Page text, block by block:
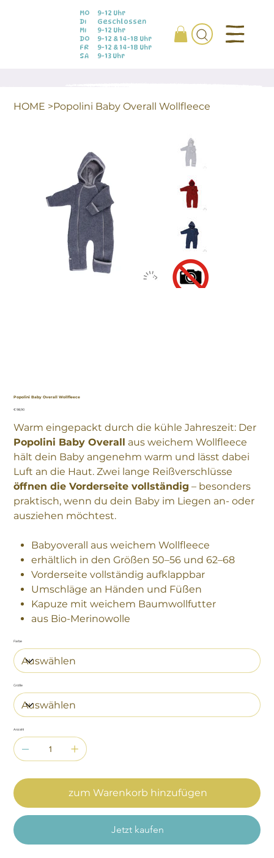
MO
DI
MI
DO
FR
SA
9-12 Uhr
Geschlossen
9-12 Uhr
9-12 & 14-18 Uhr
9-12 & 14-18 Uhr
9-13 Uhr
HOME >Popolini Baby Overall Wollfleece
Popolini Baby Overall Wollfleece
Preis
€ 98,90
Warm eingepackt durch die kühle Jahreszeit: Der
Popolini Baby Overall aus weichem Wollfleece
hält dein Baby angenehm warm und lässt dabei
Luft an die Haut. Zwei lange Reißverschlüsse
öffnen die Vorderseite vollständig – besonders
praktisch, wenn du dein Baby im Liegen an- oder
ausziehen möchtest.
Babyoverall aus weichem Wollfleece
erhältlich in den Größen 50–56 und 62–68
Vorderseite vollständig aufklappbar
Umschläge an Händen und Füßen
Kapuze mit weichem Baumwollfutter
aus Bio-Merinowolle
Farbe
Größe
Anzahl
zum Warenkorb hinzufügen
Jetzt kaufen